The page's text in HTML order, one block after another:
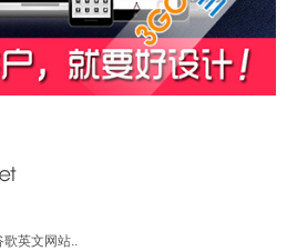
歌英文网站..